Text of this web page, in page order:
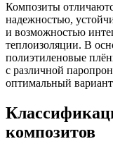
Композиты
надежностью,
и возможностью
теплоизоляции. В
полиэтиленовые
с различной
оптимальный
композитов